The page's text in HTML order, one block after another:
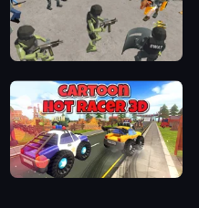
Battle Simulator: Prison & Police
Cartoon Hot Racer 3D